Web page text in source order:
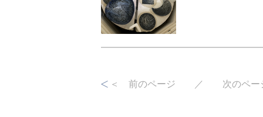
＜ 前のページ ／ 次のペー